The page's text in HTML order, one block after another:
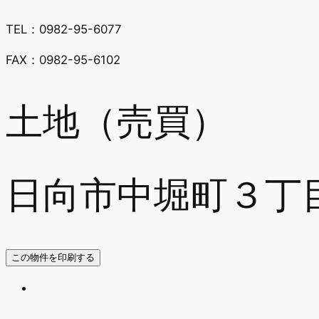
TEL：0982-95-6077
FAX：0982-95-6102
土地（売買）
日向市中堀町３
この物件を印刷する